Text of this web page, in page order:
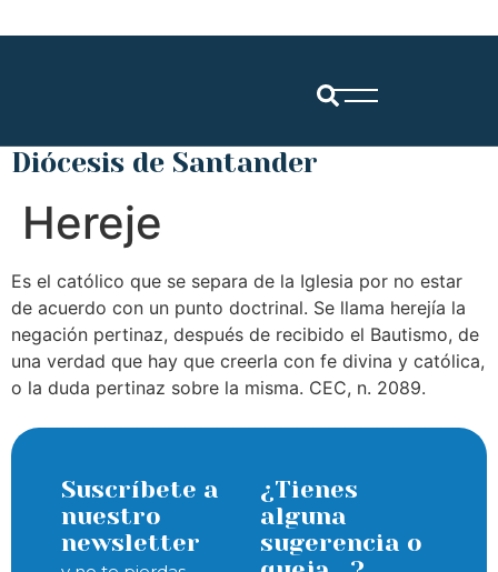
Diócesis de Santander
Hereje
Es el católico que se separa de la Iglesia por no estar
de acuerdo con un punto doctrinal. Se llama herejía la
negación pertinaz, después de recibido el Bautismo, de
una verdad que hay que creerla con fe divina y católica,
o la duda pertinaz sobre la misma. CEC, n. 2089.
Suscríbete a
nuestro
newsletter
¿Tienes
alguna
sugerencia o